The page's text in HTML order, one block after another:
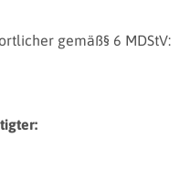
gemäß§ 6 MDStV: